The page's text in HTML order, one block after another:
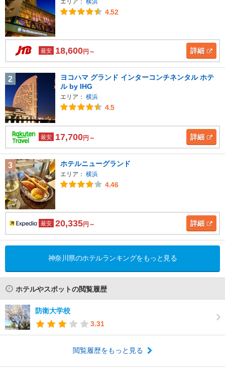
エリア： 横浜
4.52
最安 18,600円～ 詳細
2
ヨコハマ グランド インターコンチネンタル ホテ
ル by IHG
エリア： 横浜
4.5
最安 17,700円～ 詳細
3 ホテルニューグランド
エリア： 横浜
4.46
最安 20,335円～ 詳細
神奈川県のホテルランキングをもっと見る
ホテルやスポットの閲覧履歴
防衛大学校
3.31
閲覧履歴をもっと見る